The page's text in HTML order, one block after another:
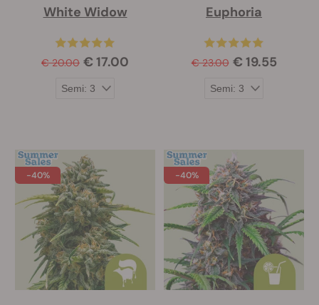
White Widow
€ 20.00 € 17.00
Euphoria
€ 23.00 € 19.55
-40% -40%